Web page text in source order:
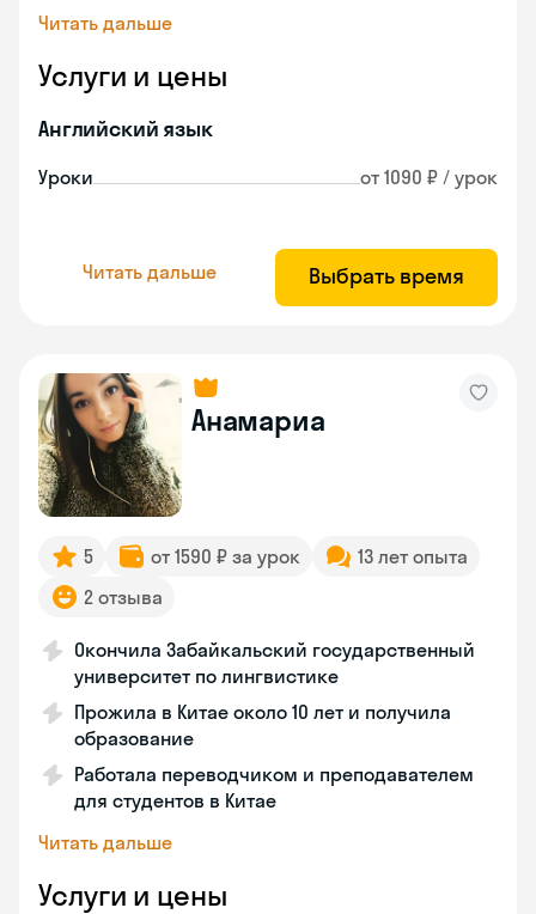
Читать дальше
Услуги и цены
Английский язык
Уроки от 1090 ₽ / урок
Читать дальше Выбрать время
Анамариа
5 от 1590 ₽ за урок
13 лет опыта
2 отзыва
Окончила Забайкальский государственный
университет по лингвистике
Прожила в Китае около 10 лет и получила
образование
Работала переводчиком и преподавателем
для студентов в Китае
Читать дальше
Услуги и цены